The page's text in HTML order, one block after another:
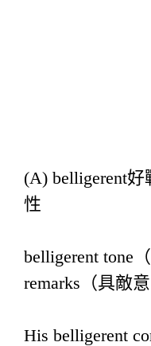
(A) belligerent
性
belligerent tone
remarks（具敵意
His belligerent